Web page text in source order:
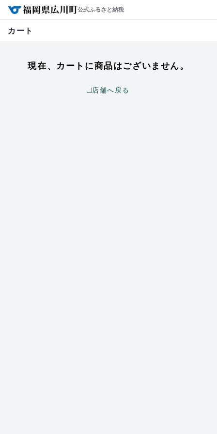
公式ふるさと納税
カート
現在、カートに商品はございません。
店舗へ戻る